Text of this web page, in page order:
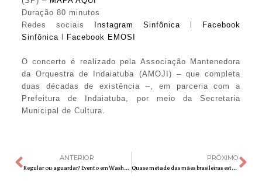
Duração 80 minutos
Redes sociais
Instagram Sinfônica
Facebook
Sinfônical Facebook EMOSI
O concerto é realizado pela Associação Mantenedora
da Orquestra de Indaiatuba (AMOJI) – que completa
duas décadas de existência –, em parceria com a
Prefeitura de Indaiatuba, por meio da Secretaria
Municipal de Cultura.
ANTERIOR
Regular ou aguardar? Evento em Washington debate as iniciativas atuais em relação à Inteligência Artificial na América Latina
PRÓXIMO
Quase metade das mães brasileiras estão sobrecarregadas nos cuidados com os filhos, revela pesquisa da Ticket